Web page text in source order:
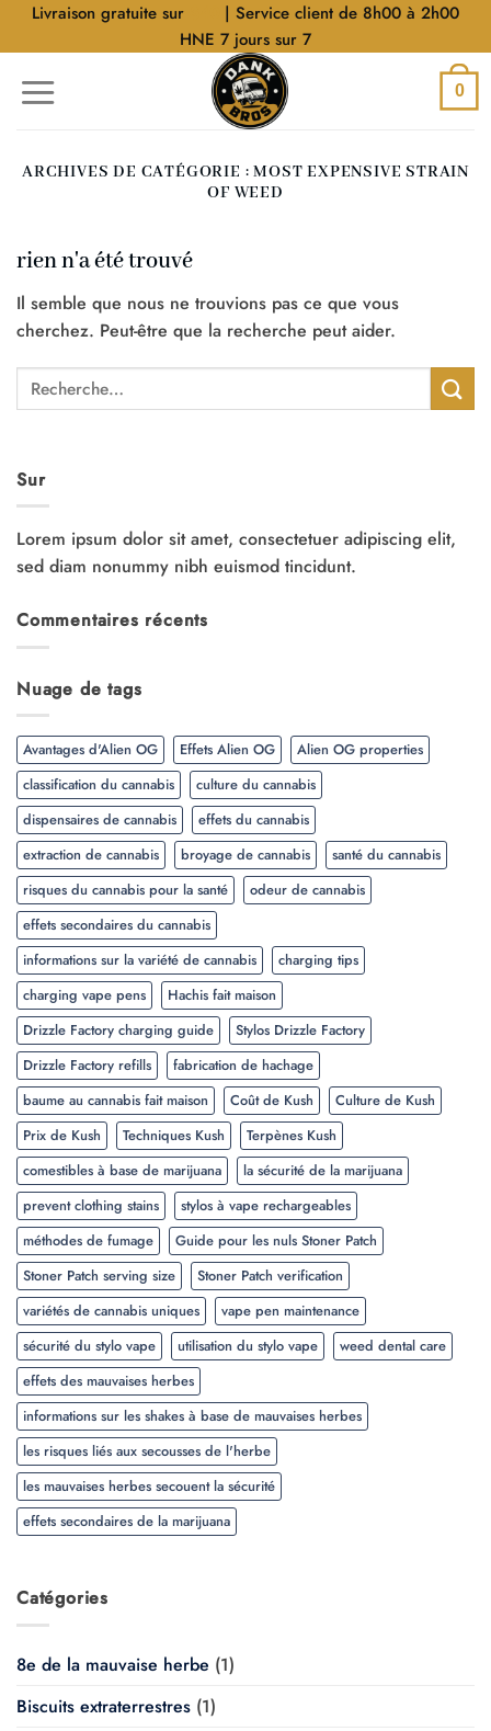
AllerLivraison gratuite sur
| Service client de 8h00 à 2h00
HNE 7 jours sur 7
0
ARCHIVES DE CATÉGORIE :MOST EXPENSIVE STRAIN
OF WEED
rien n'a été trouvé
Il semble que nous ne trouvions pas ce que vous
cherchez. Peut-être que la recherche peut aider.
Sur
Lorem ipsum dolor sit amet, consectetuer adipiscing elit,
sed diam nonummy nibh euismod tincidunt.
Commentaires récents
Nuage de tags
Avantages d'Alien OG Effets Alien OG
Alien OG properties
classification du cannabis
culture du cannabis
dispensaires de cannabis
effets du cannabis
extraction de cannabis
broyage de cannabis
santé du cannabis
risques du cannabis pour la santé
odeur de cannabis
effets secondaires du cannabis
informations sur la variété de cannabis
charging tips
charging vape pens
Hachis fait maison
Drizzle Factory charging guide
Stylos Drizzle Factory
Drizzle Factory refills
fabrication de hachage
baume au cannabis fait maison
Coût de Kush
Culture de Kush
Prix de Kush
Techniques Kush
Terpènes Kush
comestibles à base de marijuana
la sécurité de la marijuana
prevent clothing stains
stylos à vape rechargeables
méthodes de fumage
Guide pour les nuls Stoner Patch
Stoner Patch serving size
Stoner Patch verification
variétés de cannabis uniques
vape pen maintenance
sécurité du stylo vape
utilisation du stylo vape
weed dental care
effets des mauvaises herbes
informations sur les shakes à base de mauvaises herbes
les risques liés aux secousses de l'herbe
les mauvaises herbes secouent la sécurité
effets secondaires de la marijuana
Catégories
8e de la mauvaise herbe (1)
Biscuits extraterrestres (1)